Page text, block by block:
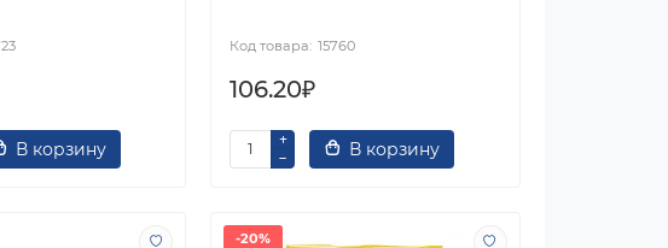
В корзину
15760
106.20₽
В корзину
-20%